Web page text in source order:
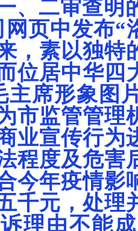
、二审查明
页中发布“
，素以独特
位居中华
主席形象图
市监管管理
业宣传行为
程度及危害
今年疫情影
千元，处理
理由不能